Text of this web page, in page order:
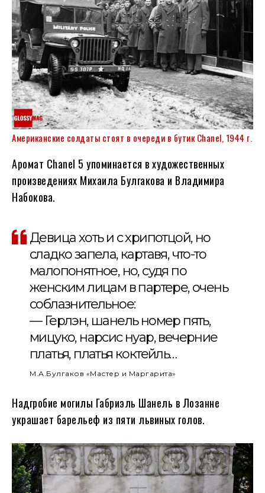
Американские солдаты стоят в очереди в бутик Chanel, 1944 г.
Аромат Chanel 5 упоминается в художественных
произведениях Михаила Булгакова и Владимира
Набокова.
Девица хоть и с хрипотцой, но
сладко запела, картавя, что-то
малопонятное, но, судя по
женским лицам в партере, очень
соблазнительное:
— Герлэн, шанель номер пять,
мицуко, нарсис нуар, вечерние
платья, платья коктейль…
М.А.Булгаков «Мастер и Маргарита»
Надгробие могилы Габриэль Шанель в Лозанне
украшает барельеф из пяти львиных голов.